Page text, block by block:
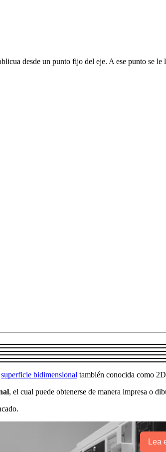
desde un punto fijo del eje. A ese punto se le
superficie bidimensional también conocida como
, el cual puede obtenerse de manera impresa o
Lea